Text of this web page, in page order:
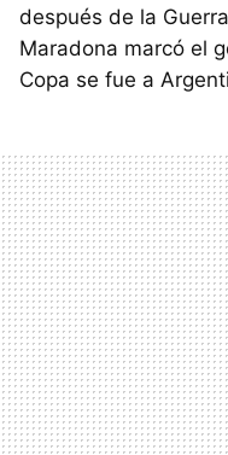
después de la
Maradona marcó el
Copa se fue a